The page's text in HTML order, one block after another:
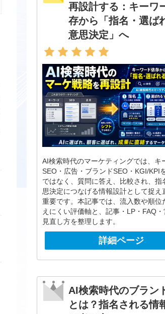
再設計する：キーワ
存から「指名・選ば
意思決定」へ
AI検索時代のマーケティングでは、キ
SEO・広告・ブランドSEO・KGI/KPI
ではなく、質問に答え、比較され、指
思決定につなげる情報設計として捉え
重要です。本記事では、流入数や順位
えにくい評価軸と、記事・LP・FAQ
見直し方を整理します。
詳細ページ
AI検索時代のブラン
とは？指名される情